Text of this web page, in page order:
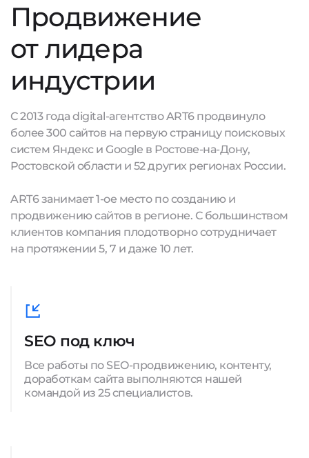
Продвижение
от лидера
индустрии
С 2013 года digital-агентство ART6 продвинуло
более 300 сайтов на первую страницу поисковых
систем Яндекс и Google в Ростове-на-Дону,
Ростовской области и 52 других регионах России.
ART6 занимает 1-ое место по созданию и
продвижению сайтов в регионе. С большинством
клиентов компания плодотворно сотрудничает
на протяжении 5, 7 и даже 10 лет.
SEO под ключ
Все работы по SEO-продвижению, контенту,
доработкам сайта выполняются нашей
командой из 25 специалистов.